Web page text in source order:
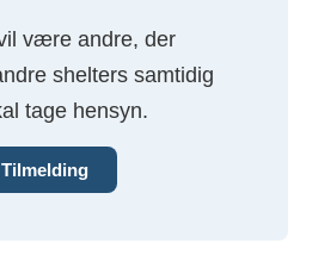
være andre, der
shelters samtidig
tage hensyn.
Tilmelding